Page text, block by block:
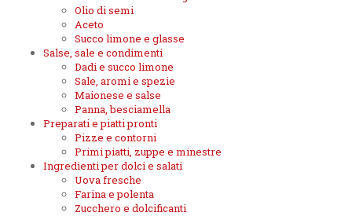
Olio di semi
Aceto
Succo limone e glasse
Salse, sale e condimenti
Dadi e succo limone
Sale, aromi e spezie
Maionese e salse
Panna, besciamella
Preparati e piatti pronti
Pizze e contorni
Primi piatti, zuppe e minestre
Ingredienti per dolci e salati
Uova fresche
Farina e polenta
Zucchero e dolcificanti